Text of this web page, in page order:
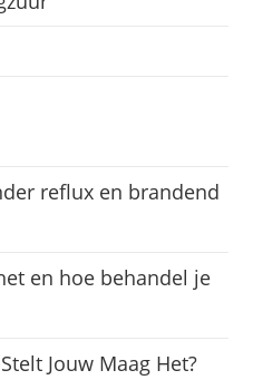
reflux en brandend
en hoe behandel je
Jouw Maag Het?